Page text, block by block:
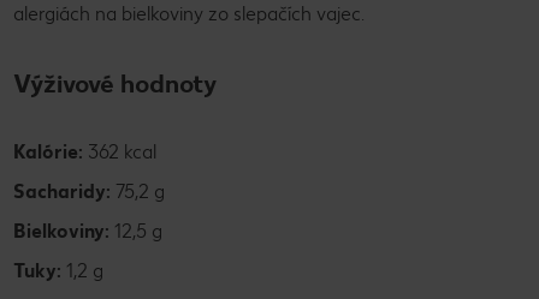
alergiách na bielkoviny zo slepačích vajec.
Výživové hodnoty
Kalórie: 362 kcal
Sacharidy: 75,2 g
Bielkoviny: 12,5 g
Tuky: 1,2 g